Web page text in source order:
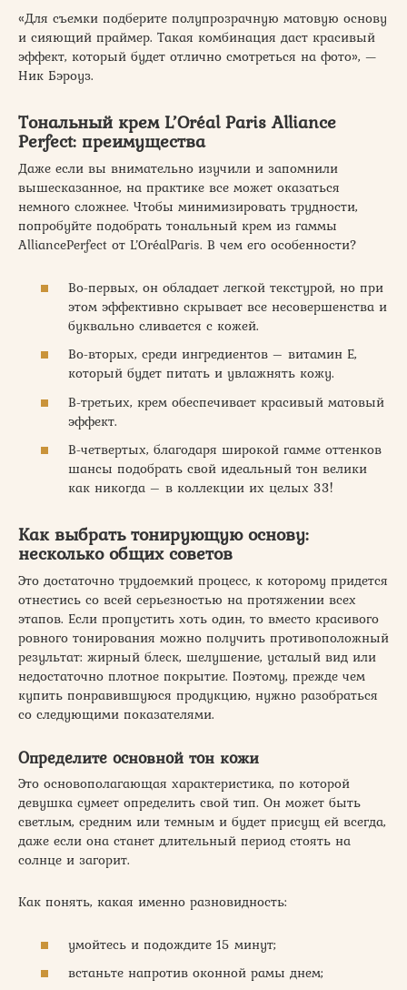
«Для съемки подберите полупрозрачную матовую основу
и сияющий праймер. Такая комбинация даст красивый
эффект, который будет отлично смотреться на фото», —
Ник Бэроуз.
Тональный крем L’Oréal Paris Alliance
Perfect: преимущества
Даже если вы внимательно изучили и запомнили
вышесказанное, на практике все может оказаться
немного сложнее. Чтобы минимизировать трудности,
попробуйте подобрать тональный крем из гаммы
AlliancePerfect от L’OréalParis. В чем его особенности?
Во-первых, он обладает легкой текстурой, но при
этом эффективно скрывает все несовершенства и
буквально сливается с кожей.
Во-вторых, среди ингредиентов – витамин Е,
который будет питать и увлажнять кожу.
В-третьих, крем обеспечивает красивый матовый
эффект.
В-четвертых, благодаря широкой гамме оттенков
шансы подобрать свой идеальный тон велики
как никогда – в коллекции их целых 33!
Как выбрать тонирующую основу:
несколько общих советов
Это достаточно трудоемкий процесс, к которому придется
отнестись со всей серьезностью на протяжении всех
этапов. Если пропустить хоть один, то вместо красивого
ровного тонирования можно получить противоположный
результат: жирный блеск, шелушение, усталый вид или
недостаточно плотное покрытие. Поэтому, прежде чем
купить понравившуюся продукцию, нужно разобраться
со следующими показателями.
Определите основной тон кожи
Это основополагающая характеристика, по которой
девушка сумеет определить свой тип. Он может быть
светлым, средним или темным и будет присущ ей всегда,
даже если она станет длительный период стоять на
солнце и загорит.
Как понять, какая именно разновидность:
умойтесь и подождите 15 минут;
встаньте напротив оконной рамы днем;